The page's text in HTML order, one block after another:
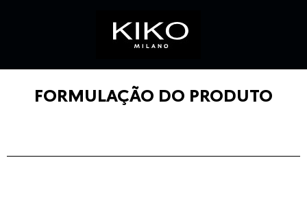
FORMULAÇÃO DO PRODUTO